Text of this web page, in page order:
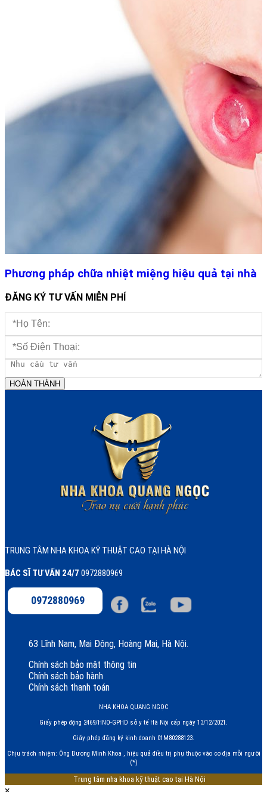
Phương pháp chữa nhiệt miệng hiệu quả tại nhà
ĐĂNG KÝ TƯ VẤN MIỄN PHÍ
TRUNG TÂM NHA KHOA KỸ THUẬT CAO TẠI HÀ NỘI
BÁC SĨ TƯ VẤN 24/7 0972880969
0972880969
63 Lĩnh Nam, Mai Động, Hoàng Mai, Hà Nội.
Chính sách bảo mật thông tin
Chính sách bảo hành
Chính sách thanh toán
NHA KHOA QUANG NGỌC
Giấy phép động 2469/HNO-GPHD sở y tế Hà Nội cấp ngày 13/12/2021.
Giấy phép đăng ký kinh doanh 01M80288123.
Chịu trách nhiệm: Ông Dương Minh Khoa , hiệu quả điều trị phụ thuộc vào cơ địa mỗi người
(*)
Trung tâm nha khoa kỹ thuật cao tại Hà Nội